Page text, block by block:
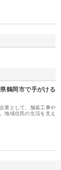
鶴岡市で手がける
業として、舗装工事や
地域住民の生活を支え